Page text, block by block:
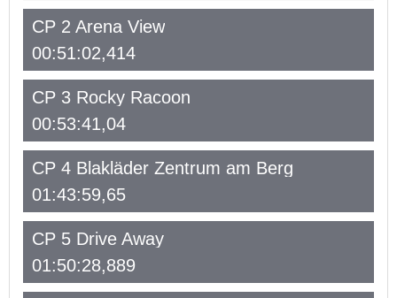
CP 2 Arena View
00:51:02,414
CP 3 Rocky Racoon
00:53:41,04
CP 4 Blakläder Zentrum am Berg
01:43:59,65
CP 5 Drive Away
01:50:28,889